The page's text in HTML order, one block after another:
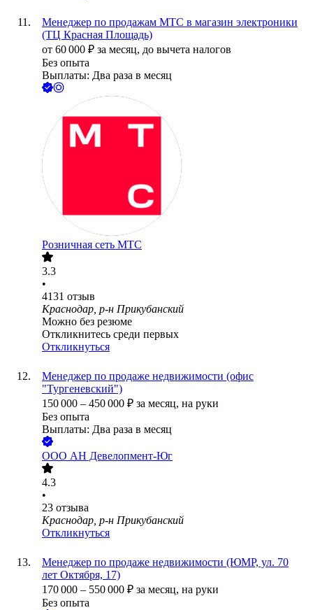
Менеджер по продажам МТС в магазин электроники
(ТЦ Красная Площадь)
от 60 000 ₽ за месяц, до вычета налогов
Без опыта
Выплаты: Два раза в месяц
Розничная сеть МТС
3.3
•
4131 отзыв
Краснодар, р-н Прикубанский
Можно без резюме
Откликнитесь среди первых
Откликнуться
Менеджер по продаже недвижимости (офис
"Тургеневский")
150 000 – 450 000 ₽ за месяц, на руки
Без опыта
Выплаты: Два раза в месяц
ООО АН Девелопмент-Юг
4.3
•
23 отзыва
Краснодар, р-н Прикубанский
Откликнуться
Менеджер по продаже недвижимости (ЮМР, ул. 70
лет Октября, 17)
170 000 – 550 000 ₽ за месяц, на руки
Без опыта